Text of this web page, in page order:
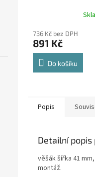
produktu
je
4,8
5
736 Kč bez DPH
891 Kč
Do košíku
Popis
Detailní popis
věšák šířka 41
montáž.